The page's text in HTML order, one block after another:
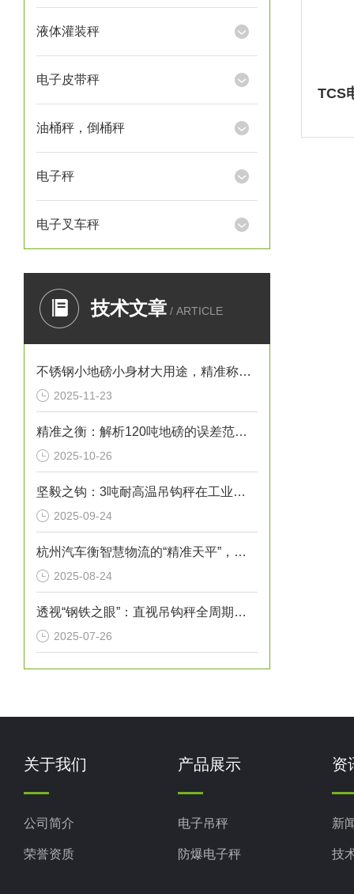
液体灌装秤
电子皮带秤
油桶秤，倒桶秤
电子秤
电子叉车秤
技术文章 / ARTICLE
不锈钢小地磅小身材大用途，精准称重的“全能选手”
2025-11-23
精准之衡：解析120吨地磅的误差范围与管理实践
2025-10-26
坚毅之钩：3吨耐高温吊钩秤在工业热环境下的特性
2025-09-24
杭州汽车衡智慧物流的“精准天平”，赋能城市经济高质量发展
2025-08-24
透视“钢铁之眼”：直视吊钩秤全周期检验维护指南
2025-07-26
关于我们
公司简介
荣誉资质
产品展示
电子吊秤
防爆电子秤
资
新
技